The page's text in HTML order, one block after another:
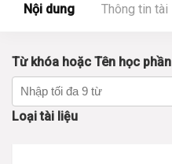
Nội dung Thông tin tài
Từ khóa hoặc Tên học phần
Loại tài liệu